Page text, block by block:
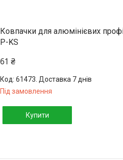
Ковпачки для алюмінієвих
P-KS
61 ₴
61473. Доставка 7 днів
Під замовлення
Купити